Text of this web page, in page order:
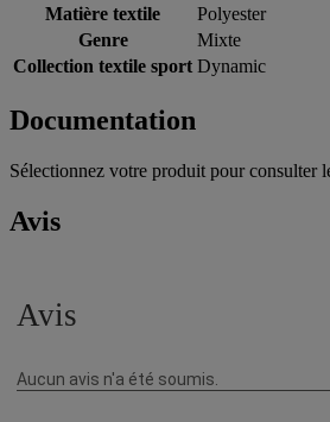
Matière textile
Polyester
Genre
Mixte
Collection textile sport Dynamic
Documentation
Sélectionnez votre produit pour consulter
Avis